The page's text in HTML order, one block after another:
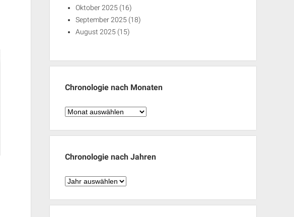
Oktober 2025 (16)
September 2025 (18)
August 2025 (15)
Chronologie nach Monaten
Chronologie
Monaten
Chronologie nach Jahren
Chronologie
Jahren